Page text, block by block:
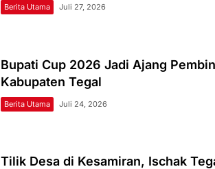
Berita Utama Juli 27, 2026
Bupati Cup 2026 Jadi Ajang
Kabupaten Tegal
Berita Utama Juli 24, 2026
Tilik Desa di Kesamiran, Ischak